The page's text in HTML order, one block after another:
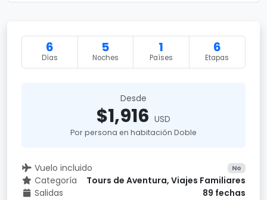
6
Días
5
Noches
1
Países
6
Etapas
Desde
$1,916 USD
Por persona en habitación Doble
Vuelo incluido No
Categoría
Tours de Aventura, Viajes Familiares
Salidas
89 fechas